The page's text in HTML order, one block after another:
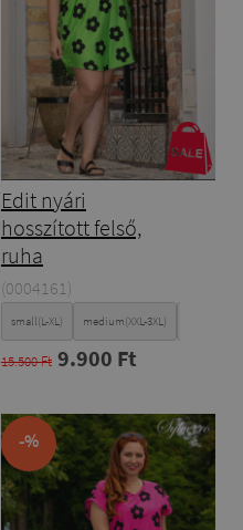
Edit nyári
hosszított felső,
ruha
(0004161)
small(L-XL) medium(XXL-3XL)
15.500 Ft 9.900 Ft
-%